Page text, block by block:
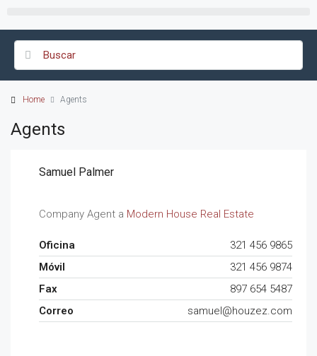
Home Agents
Agents
Samuel Palmer
Company Agent a Modern House Real Estate
Oficina
321 456 9865
Móvil
321 456 9874
Fax
897 654 5487
Correo
samuel@houzez.com